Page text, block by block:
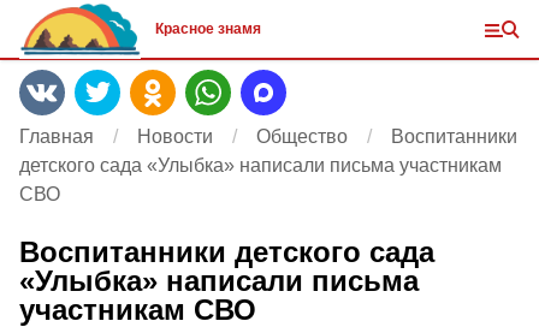
Красное знамя
Главная Новости Общество
Воспитанники
детского сада «Улыбка» написали письма участникам
СВО
Воспитанники детского сада
«Улыбка» написали письма
участникам СВО